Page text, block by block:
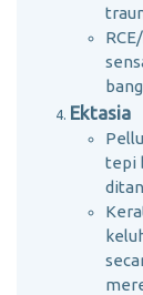
Ektasia
tepi